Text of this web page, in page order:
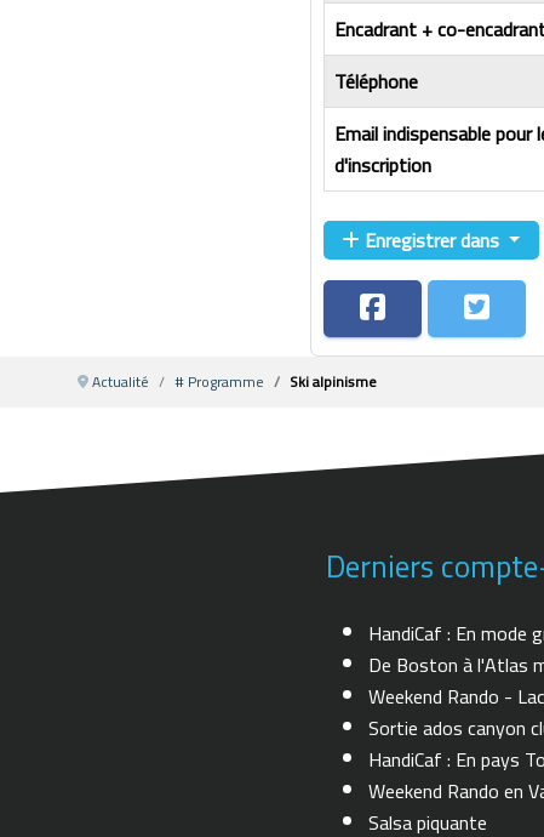
Encadrant + co-
Téléphone
Email indispensable
d'inscription
Enregistrer dans
Actualité # Programme Ski alpinisme
Derniers
HandiCaf : En mode
De Boston à l'Atlas
Weekend Rando -
Sortie ados canyon
HandiCaf : En pays
Weekend Rando en
Salsa piquante